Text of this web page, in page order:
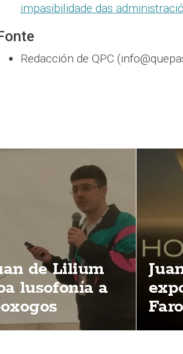
impasibilidade das
Redacción de QPC
de Lilium
lusofonía a